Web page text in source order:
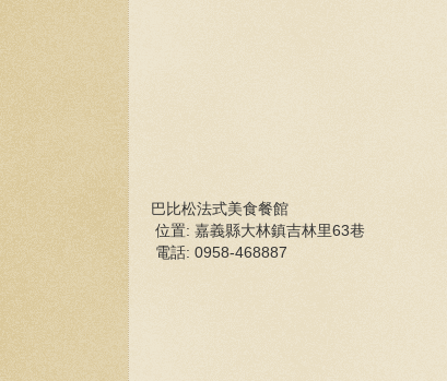
巴比松法式美食餐館
位置: 嘉義縣大林鎮吉林里63巷
電話: 0958-468887